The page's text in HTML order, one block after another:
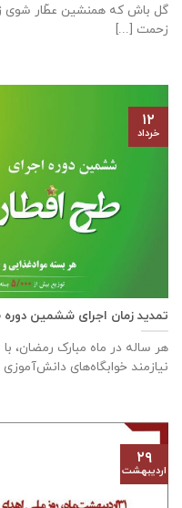
گل باش که همنشین عطّار
زحمت [...]
تمدید زمان اجرای ششمین دوره «طرح افطار
هر ساله در ماه مبارک رمضان،
نیازمند خوابگاه‌های
۱۲
خرداد
۲۹
اردیبهشت